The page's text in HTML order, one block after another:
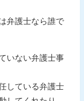
弁護士なら誰で
いない弁護士事
している弁護士